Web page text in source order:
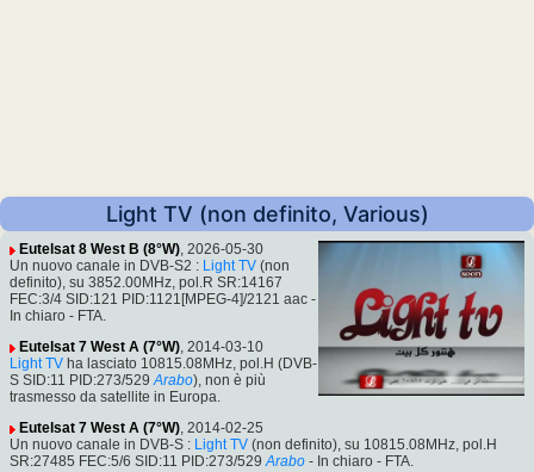
Light TV (non definito, Various)
Eutelsat 8 West B (8°W), 2026-05-30
Un nuovo canale in DVB-S2 : Light TV (non
definito), su 3852.00MHz, pol.R SR:14167
FEC:3/4 SID:121 PID:1121[MPEG-4]/2121 aac -
In chiaro - FTA.
Eutelsat 7 West A (7°W), 2014-03-10
Light TV ha lasciato 10815.08MHz, pol.H (DVB-
S SID:11 PID:273/529 Arabo), non è più
trasmesso da satellite in Europa.
Eutelsat 7 West A (7°W), 2014-02-25
Un nuovo canale in DVB-S : Light TV (non definito), su 10815.08MHz, pol.H
SR:27485 FEC:5/6 SID:11 PID:273/529 Arabo - In chiaro - FTA.